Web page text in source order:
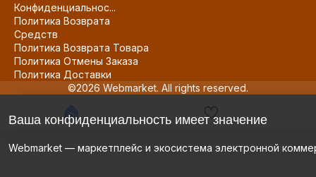
Конфиденциальнос...
Политика Возврата
Средств
Политика Возврата Товара
Политика Отмены Заказа
Политика Доставки
©2026 Webmarket. All rights reserved.
Ваша конфиденциальность имеет значение
Webmarket — маркетплейс и экосистема электронной